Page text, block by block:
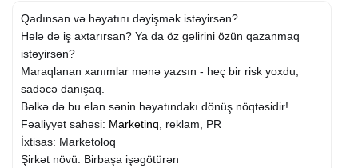
Qadınsan və həyatını dəyişmək istəyirsən?
Hələ də iş axtarırsan? Ya da öz gəlirini özün qazanmaq
istəyirsən?
Maraqlanan xanımlar mənə yazsın - heç bir risk yoxdu,
sadəcə danışaq.
Bəlkə də bu elan sənin həyatındakı dönüş nöqtəsidir!
Fəaliyyət sahəsi: Marketinq , reklam, PR
İxtisas: Marketoloq
Şirkət növü: Birbaşa işəgötürən